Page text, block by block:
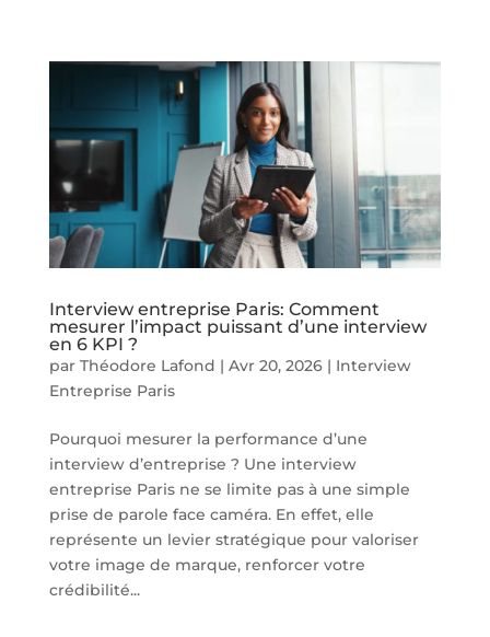
Interview entreprise Paris: Comment
mesurer l’impact puissant d’une interview
en 6 KPI ?
par Théodore Lafond | Avr 20, 2026| Interview
Entreprise Paris
Pourquoi mesurer la performance d’une
interview d’entreprise ? Une interview
entreprise Paris ne se limite pas à une simple
prise de parole face caméra. En effet, elle
représente un levier stratégique pour valoriser
votre image de marque, renforcer votre
crédibilité...